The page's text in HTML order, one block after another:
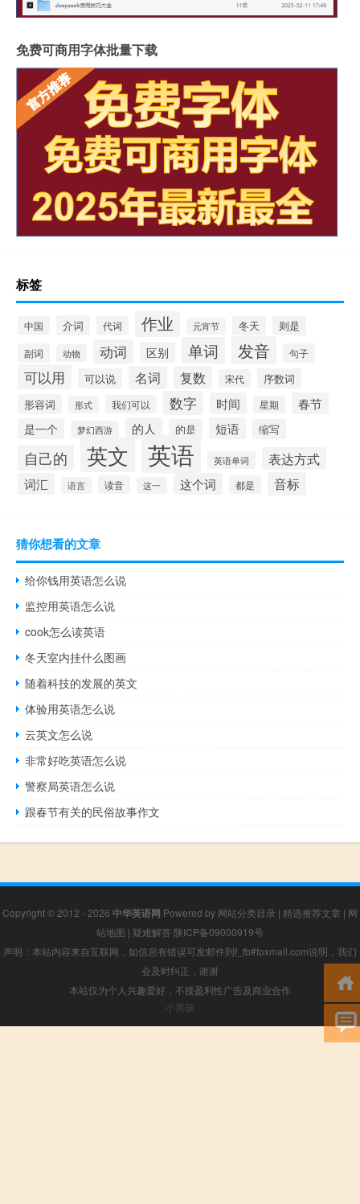
免费可商用字体批量下载
标签
中国 介词 代词 作业 元宵节 冬天
则是
副词
动物 动词 区别 单词 发音 句子
可以用 可以说 名词 复数 宋代
序数词
形容词
形式 我们可以 数字 时间 星期 春节
是一个 梦幻西游 的人 的是 短语 缩写
自己的 英文 英语 英语单词 表达方式
词汇 语言 读音 这一 这个词 都是 音标
猜你想看的文章
给你钱用英语怎么说
监控用英语怎么说
cook怎么读英语
冬天室内挂什么图画
随着科技的发展的英文
体验用英语怎么说
云英文怎么说
非常好吃英语怎么说
警察局英语怎么说
跟春节有关的民俗故事作文
Copyright © 2012 - 2026 中华英语网 Powered by 网站分类目录 | 精选推荐文章 | 网
站地图 | 疑难解答 陕ICP备09000919号
声明：本站内容来自互联网，如信息有错误可发邮件到f_fb#foxmail.com说明，我们
会及时纠正，谢谢
本站仅为个人兴趣爱好，不接盈利性广告及商业合作
小男孩